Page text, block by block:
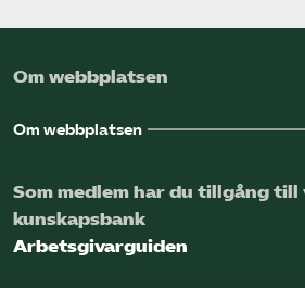
Om webbplatsen
Om webbplatsen
Som medlem har du tillgång
kunskapsbank
Arbetsgivarguiden